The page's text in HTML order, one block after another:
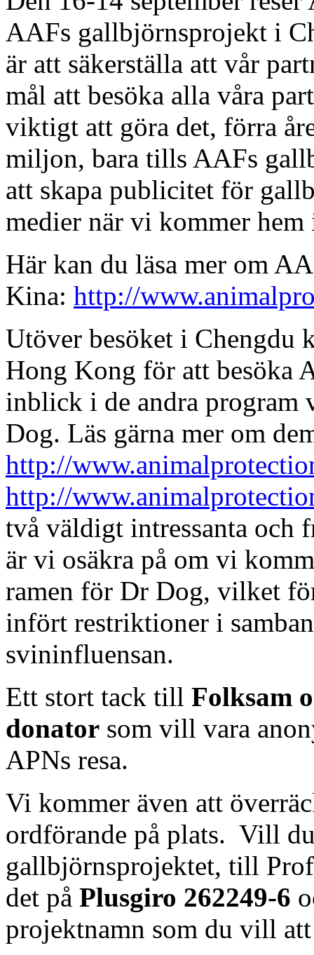
AAFs gallbjörnsprojekt i
är att säkerställa att vår
mål att besöka alla våra
viktigt att göra det, förra
miljon, bara tills AAFs
att skapa publicitet för
medier när vi kommer hem
Här kan du läsa mer om
Kina: http://
Utöver besöket i Chengdu
Hong Kong för att besöka
inblick i de andra program
Dog. Läs gärna mer om
http://
http://
två väldigt intressanta och
är vi osäkra på om vi
ramen för Dr Dog, vilket
infört restriktioner i
svininfluensan.
Ett stort tack till Folksam
donator som vill vara
APNs resa.
Vi kommer även att
ordförande på plats. Vill
gallbjörnsprojektet, till
det på Plusgiro 262249-6
projektnamn som du vill